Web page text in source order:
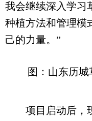
我会继续深入学习
种植方法和管理模
己的力量。”
图：山东历城
项目启动后，现